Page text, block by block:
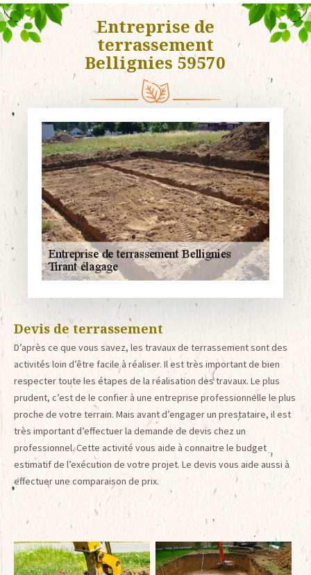
Entreprise de
terrassement
Bellignies 59570
Devis de terrassement
D’après ce que vous savez, les travaux de terrassement sont des
activités loin d’être facile à réaliser. Il est très important de bien
respecter toute les étapes de la réalisation des travaux. Le plus
prudent, c’est de le confier à une entreprise professionnelle le plus
proche de votre terrain. Mais avant d’engager un prestataire, il est
très important d’effectuer la demande de devis chez un
professionnel. Cette activité vous aide à connaitre le budget
estimatif de l’exécution de votre projet. Le devis vous aide aussi à
effectuer une comparaison de prix.